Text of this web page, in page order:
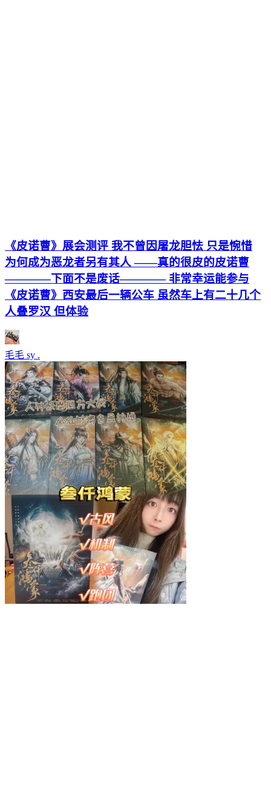
《皮诺曹》展会测评 我不曾因屠龙胆怯 只是惋惜
为何成为恶龙者另有其人 ——真的很皮的皮诺曹
————下面不是废话———— 非常幸运能参与
《皮诺曹》西安最后一辆公车 虽然车上有二十几个
人叠罗汉 但体验
毛毛 sy .